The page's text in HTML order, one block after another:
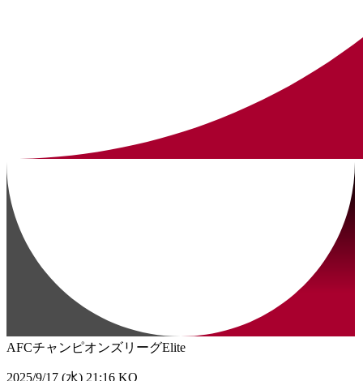
AFCチャンピオンズリーグElite
2025/9/17 (水) 21:16 KO